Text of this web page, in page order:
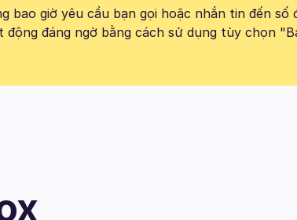
bao giờ yêu cầu bạn gọi hoặc nhắn tin đến số
đáng ngờ bằng cách sử dụng tùy chọn